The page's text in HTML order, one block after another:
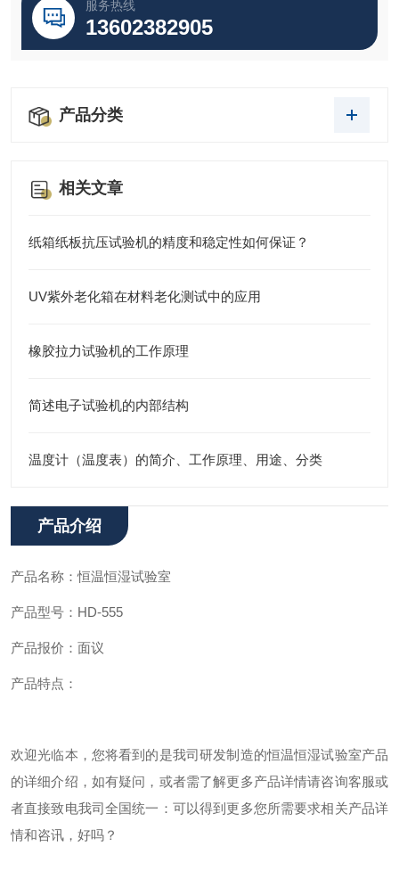
服务热线
13602382905
产品分类
相关文章
纸箱纸板抗压试验机的精度和稳定性如何保证？
UV紫外老化箱在材料老化测试中的应用
橡胶拉力试验机的工作原理
简述电子试验机的内部结构
温度计（温度表）的简介、工作原理、用途、分类
产品介绍
产品名称：恒温恒湿试验室
产品型号：HD-555
产品报价：面议
产品特点：
欢迎光临本，您将看到的是我司研发制造的恒温恒湿试验室产品
的详细介绍，如有疑问，或者需了解更多产品详情请咨询客服或
者直接致电我司全国统一：可以得到更多您所需要求相关产品详
情和咨讯，好吗？